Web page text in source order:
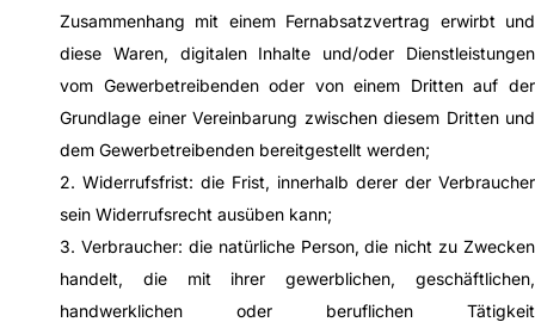
Zusammenhang mit einem Fernabsatzvertrag erwirbt und
diese Waren, digitalen Inhalte und/oder Dienstleistungen
vom Gewerbetreibenden oder von einem Dritten auf der
Grundlage einer Vereinbarung zwischen diesem Dritten und
dem Gewerbetreibenden bereitgestellt werden;
2. Widerrufsfrist: die Frist, innerhalb derer der Verbraucher
sein Widerrufsrecht ausüben kann;
3. Verbraucher: die natürliche Person, die nicht zu Zwecken
handelt, die mit ihrer gewerblichen, geschäftlichen,
handwerklichen oder beruflichen Tätigkeit